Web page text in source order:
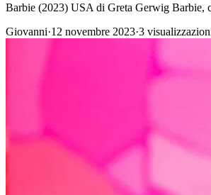
Barbie (2023) USA di Greta Gerwig Barbie,
Giovanni·12 novembre 2023·3